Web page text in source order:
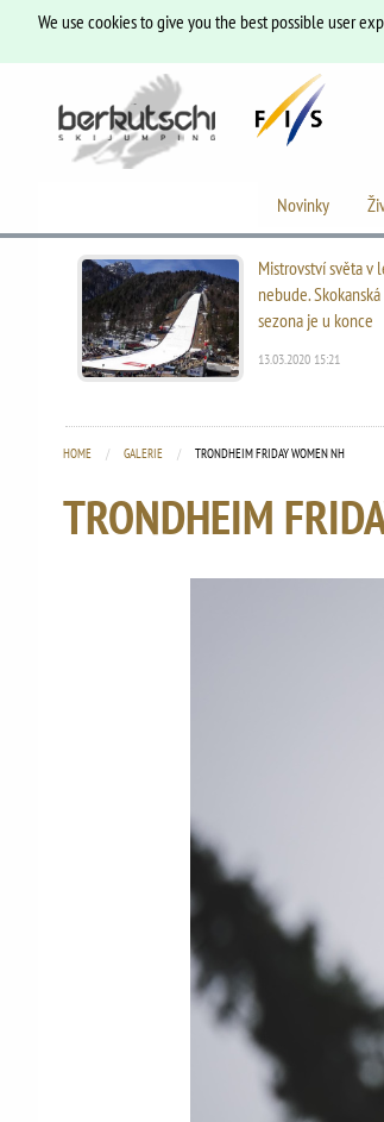
We use cookies to give you the best possible user
Novinky
Mistrovství světa v
nebude. Skokanská
sezona je u konce
13.03.2020 15:21
HOME GALERIE CURRENT:
TRONDHEIM FRIDAY WOMEN NH
TRONDHEIM